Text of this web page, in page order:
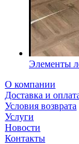
Элементы
О компании
Доставка и
Условия возврата
Услуги
Новости
Контакты